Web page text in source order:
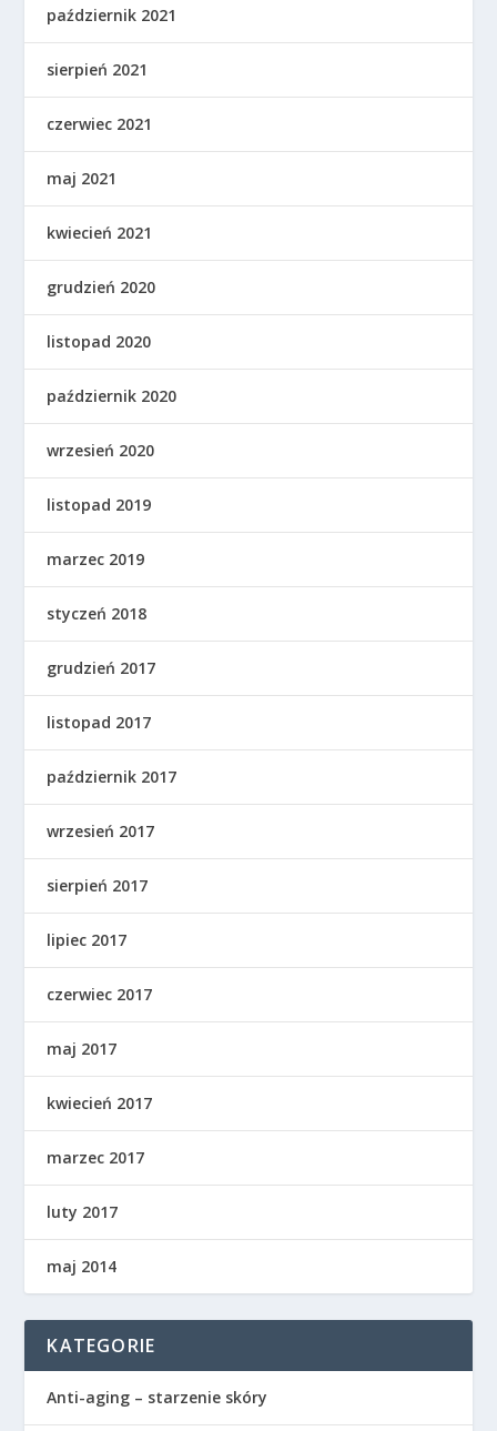
październik 2021
sierpień 2021
czerwiec 2021
maj 2021
kwiecień 2021
grudzień 2020
listopad 2020
październik 2020
wrzesień 2020
listopad 2019
marzec 2019
styczeń 2018
grudzień 2017
listopad 2017
październik 2017
wrzesień 2017
sierpień 2017
lipiec 2017
czerwiec 2017
maj 2017
kwiecień 2017
marzec 2017
luty 2017
maj 2014
KATEGORIE
Anti-aging – starzenie skóry